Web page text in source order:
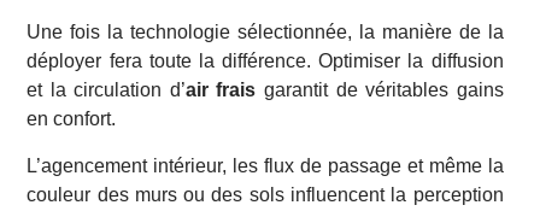
Une fois la technologie sélectionnée, la manière de la
déployer fera toute la différence. Optimiser la diffusion
et la circulation d’air frais garantit de véritables gains
en confort.
L’agencement intérieur, les flux de passage et même la
couleur des murs ou des sols influencent la perception